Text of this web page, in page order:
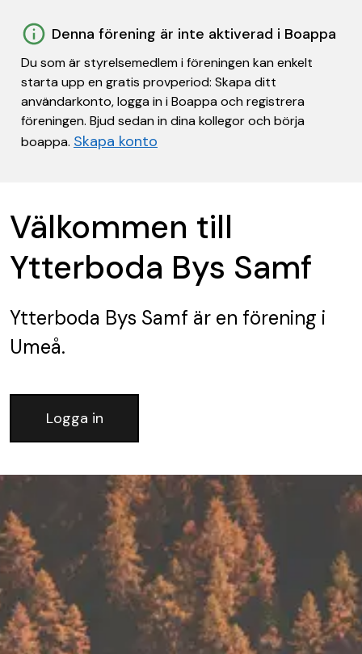
Denna förening är inte aktiverad i Boappa
Du som är styrelsemedlem i föreningen kan enkelt
starta upp en gratis provperiod: Skapa ditt
användarkonto, logga in i Boappa och registrera
föreningen. Bjud sedan in dina kollegor och börja
boappa. Skapa konto
Välkommen till
Ytterboda Bys Samf
Ytterboda Bys Samf är en förening i
Umeå.
Logga in